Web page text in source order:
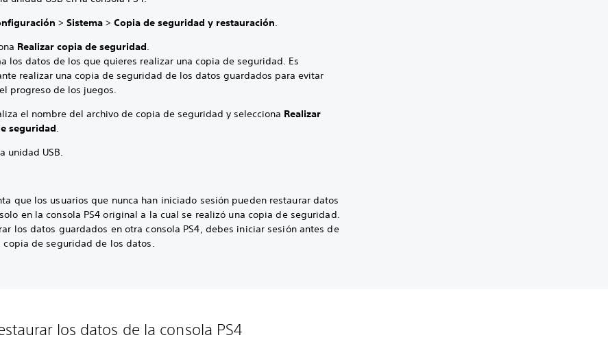
>Sistema >Copia de seguridad y restauración.
Realizar copia de seguridad.
los datos de los que quieres realizar una copia de seguridad. Es
realizar una copia de seguridad de los datos guardados para evitar
progreso de los juegos.
el nombre del archivo de copia de seguridad y selecciona Realizar
seguridad.
unidad USB.
que los usuarios que nunca han iniciado sesión pueden restaurar datos
en la consola PS4 original a la cual se realizó una copia de seguridad.
los datos guardados en otra consola PS4, debes iniciar sesión antes de
copia de seguridad de los datos.
los datos de la consola PS4